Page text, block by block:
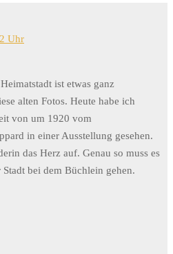
Uhr
ist etwas ganz
alten Fotos. Heute habe ich
von um 1920 vom
in einer Ausstellung gesehen.
das Herz auf. Genau so muss es
bei dem Büchlein gehen.